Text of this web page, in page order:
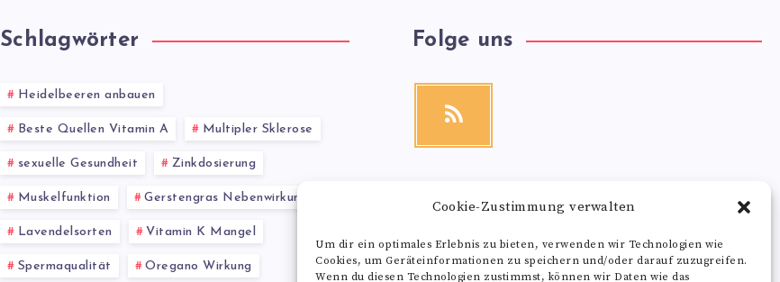
Cookie-Zustimmung verwalten
Um dir ein optimales Erlebnis zu bieten, verwenden wir Technologien wie
Cookies, um Geräteinformationen zu speichern und/oder darauf zuzugreifen.
Wenn du diesen Technologien zustimmst, können wir Daten wie das
Schlagwörter
Heidelbeeren anbauen
Beste Quellen Vitamin A Multipler Sklerose
sexuelle Gesundheit Zinkdosierung
Muskelfunktion Gerstengras Nebenwirkungen
Lavendelsorten Vitamin K Mangel
Spermaqualität Oregano Wirkung
Folge uns
RSS